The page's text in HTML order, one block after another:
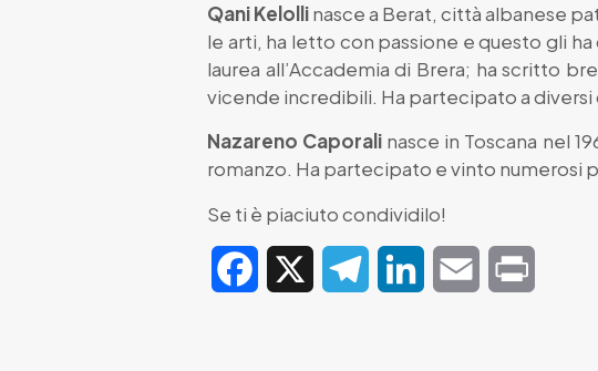
Qani Kelollinasce a Berat, città albanese
le arti, ha letto con passione e questo gli
laurea all’Accademia di Brera; ha scritto
vicende incredibili. Ha partecipato a
Nazareno Caporali nasce in Toscana nel
romanzo. Ha partecipato e vinto numerosi
Se ti è piaciuto condividilo!
Facebook TelegramLinkedIn Email